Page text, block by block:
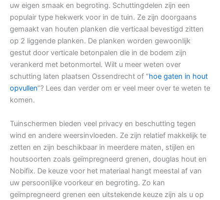
uw eigen smaak en begroting. Schuttingdelen zijn een
populair type hekwerk voor in de tuin. Ze zijn doorgaans
gemaakt van houten planken die verticaal bevestigd zitten
op 2 liggende planken. De planken worden gewoonlijk
gestut door verticale betonpalen die in de bodem zijn
verankerd met betonmortel. Wilt u meer weten over
schutting laten plaatsen Ossendrecht of “hoe gaten in hout
opvullen“? Lees dan verder om er veel meer over te weten te
komen.
Tuinschermen bieden veel privacy en beschutting tegen
wind en andere weersinvloeden. Ze zijn relatief makkelijk te
zetten en zijn beschikbaar in meerdere maten, stijlen en
houtsoorten zoals geïmpregneerd grenen, douglas hout en
Nobifix. De keuze voor het materiaal hangt meestal af van
uw persoonlijke voorkeur en begroting. Zo kan
geïmpregneerd grenen een uitstekende keuze zijn als u op